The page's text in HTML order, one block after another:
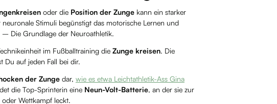
oder die Position der Zungekann ein starker
Stimuli begünstigt das motorische Lernen und
Die Grundlage der Neuroathletik.
im Fußballtraining die Zunge kreisen. Die
Du auf jeden Fall bei dir.
der Zungedar, wie es etwa Leichtathletik-Ass Gina
die Top-Sprinterin eine Neun-Volt-Batterie, an der sie zur
Wettkampf leckt.